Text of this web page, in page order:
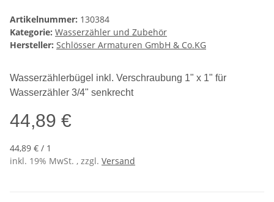
Artikelnummer: 130384
Kategorie: Wasserzähler und Zubehör
Hersteller: Schlösser Armaturen GmbH & Co.KG
Wasserzählerbügel inkl. Verschraubung 1" x 1" für
Wasserzähler 3/4" senkrecht
44,89 €
44,89 € / 1
inkl. 19% MwSt. , zzgl. Versand